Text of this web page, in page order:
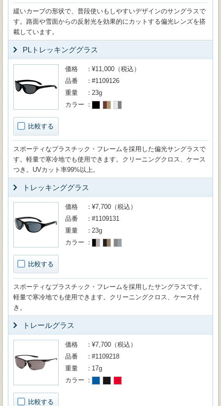
緩いカーブの形状で、普段使いもしやすいデザインのサングラスで
す。路面や雪面からの反射光を効果的にカットする偏光レンズを搭
載しています。
PLトレッキンググラス
比較する
価格
¥11,000（税込）
品番
#1109126
重量
23g
カラー
スポーティなプラスチック・フレームを採用した偏光サングラスで
す。軽量で寒冷地でも使用できます。クリーニングクロス、ケース
つき。UVカット率99%以上。
トレッキンググラス
比較する
価格
¥7,700（税込）
品番
#1109131
重量
23g
カラー
スポーティなプラスチック・フレームを採用したサングラスです。
軽量で寒冷地でも使用できます。クリーニングクロス、ケース付
き。
トレールグラス
比較する
価格
¥7,700（税込）
品番
#1109218
重量
17g
カラー